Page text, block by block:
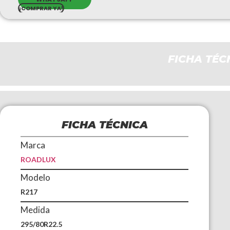
¡COMPRAR YA!
FICHA
FICHA TÉCNICA
Marca
ROADLUX
Modelo
R217
Medida
295/80R22.5